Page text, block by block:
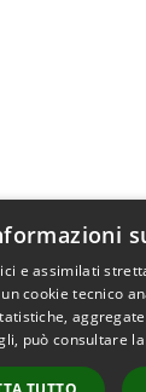
e assimilati
cookie tecnico
può consultare